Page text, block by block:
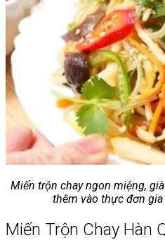
Miến trộn chay ngon miệng,
thêm vào thực đơn
Miến Trộn Chay Hàn